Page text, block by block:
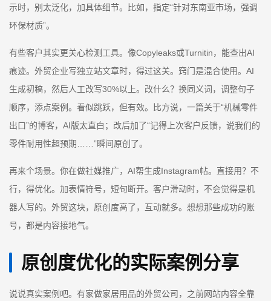
示时，别太泛化，加具体细节。比如，指定“针对东南亚市场，强调
环保材质”。
有些客户其实更关心检测工具。像Copyleaks或Turnitin，能查出AI
痕迹。外贸企业写独立站文章时，得过这关。窍门是混合使用。AI
生成初稿，然后人工改写30%以上。改什么？换同义词，调整句子
顺序，添点案例。看似跳跃，但有效。比方说，一篇关于“机械零件
出口”的博客，AI版太直白；改后加了“记得上次客户反馈，说我们的
零件耐用性超预期……”瞬间原创了。
再来个场景。你在做社媒推广，AI帮生成Instagram帖。直接用？不
行，得优化。加表情符号，短句断开。客户滑动时，不会觉得是机
器人写的。外贸这块，原创度高了，互动就多。想想那些成功的账
号，都是内容接地气。
原创度优化的实际案例分享
说说真实案例吧。有家做家居用品的外贸公司，之前网站内容全靠